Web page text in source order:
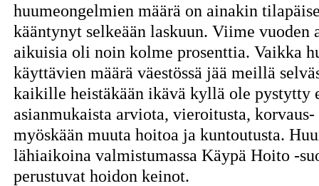
huumeongelmien määrä on ainakin
kääntynyt selkeään laskuun. Viime vuoden
aikuisia oli noin kolme prosenttia. Vaikka
käyttävien määrä väestössä jää meillä
kaikille heistäkään ikävä kyllä ole pystytty
asianmukaista arviota, vieroitusta,
myöskään muuta hoitoa ja kuntoutusta.
lähiaikoina valmistumassa Käypä Hoito -
perustuvat hoidon keinot.